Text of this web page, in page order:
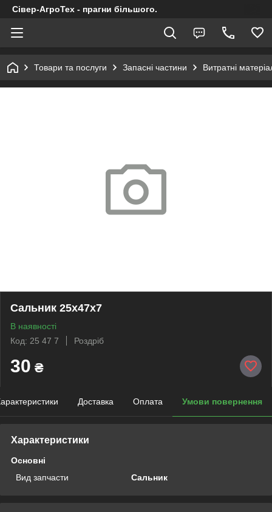
Сівер-АгроТех - прагни більшого.
Товари та послуги Запасні частини Витратні
Сальник 25х47х7
В наявності
Код: 25 47 7
Роздріб
30 ₴
Доставка Оплата Умови повернення
Характеристики
Основні
Вид запчасти
Сальник